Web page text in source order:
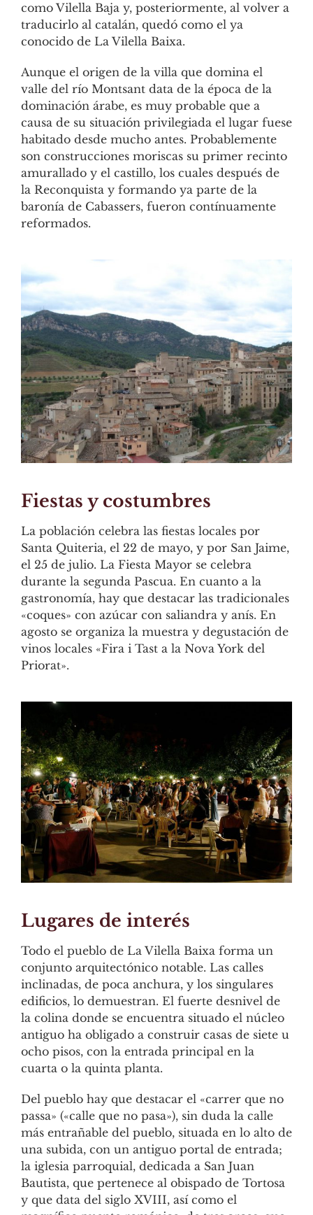
como Vilella Baja y, posteriormente, al volver a
traducirlo al catalán, quedó como el ya
conocido de La Vilella Baixa.
Aunque el origen de la villa que domina el
valle del río Montsant data de la época de la
dominación árabe, es muy probable que a
causa de su situación privilegiada el lugar fuese
habitado desde mucho antes. Probablemente
son construcciones moriscas su primer recinto
amurallado y el castillo, los cuales después de
la Reconquista y formando ya parte de la
baronía de Cabassers, fueron contínuamente
reformados.
Fiestas y costumbres
La población celebra las fiestas locales por
Santa Quiteria, el 22 de mayo, y por San Jaime,
el 25 de julio. La Fiesta Mayor se celebra
durante la segunda Pascua. En cuanto a la
gastronomía, hay que destacar las tradicionales
«coques» con azúcar con saliandra y anís. En
agosto se organiza la muestra y degustación de
vinos locales «Fira i Tast a la Nova York del
Priorat».
Lugares de interés
Todo el pueblo de La Vilella Baixa forma un
conjunto arquitectónico notable. Las calles
inclinadas, de poca anchura, y los singulares
edificios, lo demuestran. El fuerte desnivel de
la colina donde se encuentra situado el núcleo
antiguo ha obligado a construir casas de siete u
ocho pisos, con la entrada principal en la
cuarta o la quinta planta.
Del pueblo hay que destacar el «carrer que no
passa» («calle que no pasa»), sin duda la calle
más entrañable del pueblo, situada en lo alto de
una subida, con un antiguo portal de entrada;
la iglesia parroquial, dedicada a San Juan
Bautista, que pertenece al obispado de Tortosa
y que data del siglo XVIII, así como el